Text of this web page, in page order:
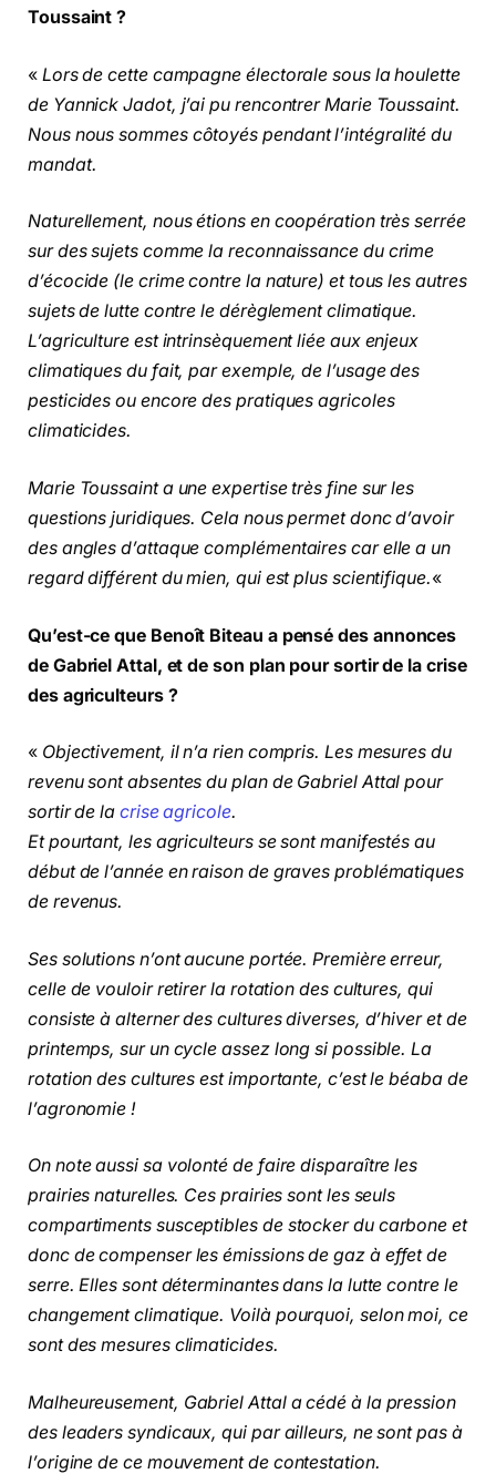
Toussaint ?
« Lors de cette campagne électorale sous la houlette
de Yannick Jadot, j’ai pu rencontrer Marie Toussaint.
Nous nous sommes côtoyés pendant l’intégralité du
mandat.
Naturellement, nous étions en coopération très serrée
sur des sujets comme la reconnaissance du crime
d’écocide (le crime contre la nature) et tous les autres
sujets de lutte contre le dérèglement climatique.
L’agriculture est intrinsèquement liée aux enjeux
climatiques du fait, par exemple, de l’usage des
pesticides ou encore des pratiques agricoles
climaticides.
Marie Toussaint a une expertise très fine sur les
questions juridiques. Cela nous permet donc d’avoir
des angles d’attaque complémentaires car elle a un
regard différent du mien, qui est plus scientifique.«
Qu’est-ce que Benoît Biteau a pensé des annonces
de Gabriel Attal, et de son plan pour sortir de la crise
des agriculteurs ?
« Objectivement, il n’a rien compris. Les mesures du
revenu sont absentes du plan de Gabriel Attal pour
sortir de la crise agricole.
Et pourtant, les agriculteurs se sont manifestés au
début de l’année en raison de graves problématiques
de revenus.
Ses solutions n’ont aucune portée. Première erreur,
celle de vouloir retirer la rotation des cultures, qui
consiste à alterner des cultures diverses, d’hiver et de
printemps, sur un cycle assez long si possible. La
rotation des cultures est importante, c’est le béaba de
l’agronomie !
On note aussi sa volonté de faire disparaître les
prairies naturelles. Ces prairies sont les seuls
compartiments susceptibles de stocker du carbone et
donc de compenser les émissions de gaz à effet de
serre. Elles sont déterminantes dans la lutte contre le
changement climatique. Voilà pourquoi, selon moi, ce
sont des mesures climaticides.
Malheureusement, Gabriel Attal a cédé à la pression
des leaders syndicaux, qui par ailleurs, ne sont pas à
l’origine de ce mouvement de contestation.